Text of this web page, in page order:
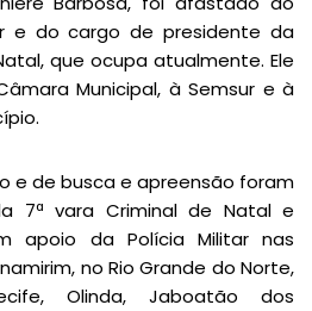
e do cargo de presidente da
que ocupa atualmente. Ele
Municipal, à Semsur e à
e de busca e apreensão foram
7ª vara Criminal de Natal e
apoio da Polícia Militar nas
no Rio Grande do Norte,
Olinda, Jaboatão dos